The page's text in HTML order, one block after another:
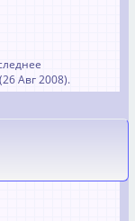
(26 Авг 2008).